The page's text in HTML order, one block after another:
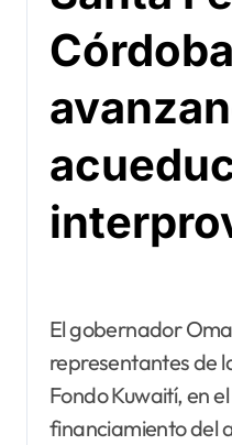
El gobernador Omar Perotti recibió a
representantes de
Fondo Kuwaití, en
financiamiento del